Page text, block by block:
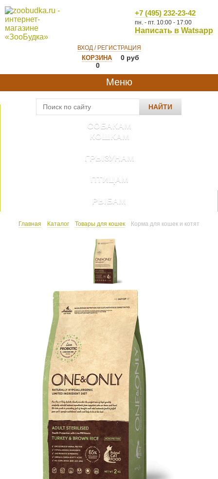
Меню
+7 (495) 232-23-42
пн. - пт. 10:00 - 17:00
Написать в Watsapp
НАЙТИ
ВХОД / РЕГИСТРАЦИЯ
КОРЗИНА
0
0 руб
СОБАКАМ
КОШКАМ
ГРЫЗУНАМ
ПТИЦАМ
РЫБАМ
Главная Каталог Товары для кошек Корма для кошек и котят